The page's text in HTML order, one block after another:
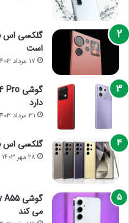
است
17 مرداد 1403
دارد
31 مرداد 1403
گلکسی اس 25 اولترا در چهار رنگ عرضه می شود
28 مهر 1403
می کند